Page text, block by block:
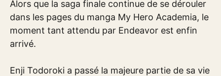
Alors que la saga finale continue de se dérouler
dans les pages du manga My Hero Academia, le
moment tant attendu par Endeavor est enfin
arrivé.
Enji Todoroki a passé la majeure partie de sa vie